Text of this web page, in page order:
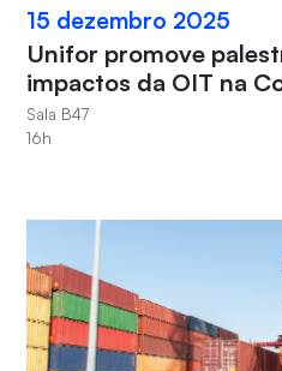
15 dezembro 2025
Unifor promove
impactos da OIT na
Sala B47
16h